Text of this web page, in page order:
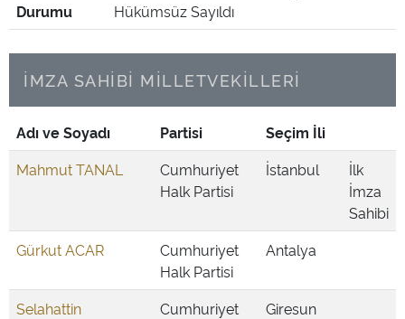
Durumu
Hükümsüz Sayıldı
İMZA SAHİBİ MİLLETVEKİLLERİ
Adı ve Soyadı Partisi
Seçim İli
Mahmut TANAL
Cumhuriyet
Halk Partisi
İstanbul
İlk
İmza
Sahibi
Gürkut ACAR
Cumhuriyet
Halk Partisi
Antalya
Selahattin
Cumhuriyet
Giresun